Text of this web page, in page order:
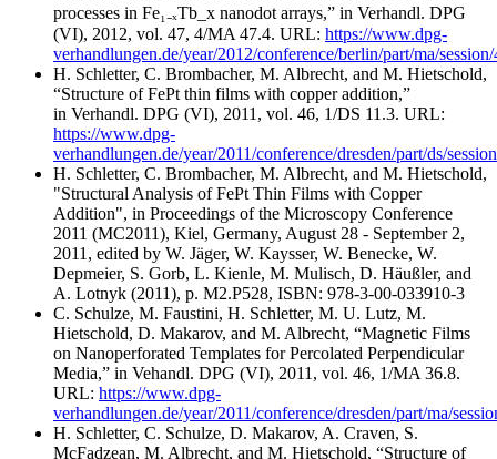
processes in Fe₁₋ₓTb_x nanodot arrays,” in Verhandl. DPG
(VI), 2012, vol. 47, 4/MA 47.4. URL: https://www.dpg-
verhandlungen.de/year/2012/conference/berlin/part/ma/
H. Schletter, C. Brombacher, M. Albrecht, and M. Hietschold,
“Structure of FePt thin films with copper addition,”
in Verhandl. DPG (VI), 2011, vol. 46, 1/DS 11.3. URL:
https://www.dpg-
verhandlungen.de/year/2011/conference/dresden/part/ds/
H. Schletter, C. Brombacher, M. Albrecht, and M. Hietschold,
"Structural Analysis of FePt Thin Films with Copper
Addition", in Proceedings of the Microscopy Conference
2011 (MC2011), Kiel, Germany, August 28 - September 2,
2011, edited by W. Jäger, W. Kaysser, W. Benecke, W.
Depmeier, S. Gorb, L. Kienle, M. Mulisch, D. Häußler, and
A. Lotnyk (2011), p. M2.P528, ISBN: 978-3-00-033910-3
C. Schulze, M. Faustini, H. Schletter, M. U. Lutz, M.
Hietschold, D. Makarov, and M. Albrecht, “Magnetic Films
on Nanoperforated Templates for Percolated Perpendicular
Media,” in Vehandl. DPG (VI), 2011, vol. 46, 1/MA 36.8.
URL: https://www.dpg-
verhandlungen.de/year/2011/conference/dresden/part/ma/
H. Schletter, C. Schulze, D. Makarov, A. Craven, S.
McFadzean, M. Albrecht, and M. Hietschold, “Structure of